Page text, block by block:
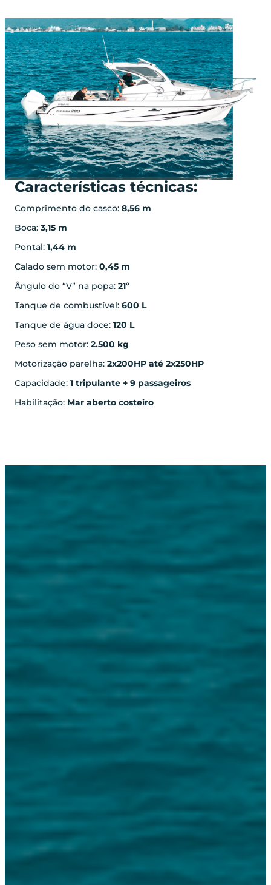
Características técnicas:
Comprimento do casco: 8,56 m
Boca: 3,15 m
Pontal: 1,44 m
Calado sem motor: 0,45 m
Ângulo do “V” na popa: 21º
Tanque de combustível: 600 L
Tanque de água doce: 120 L
Peso sem motor: 2.500 kg
Motorização parelha: 2x200HP até 2x250HP
Capacidade: 1 tripulante + 9 passageiros
Habilitação: Mar aberto costeiro